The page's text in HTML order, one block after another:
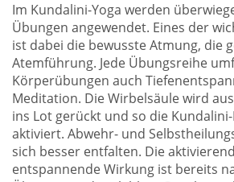
Im Kundalini-Yoga werden
Übungen angewendet. Eines der
ist dabei die bewusste Atmung, die
Atemführung. Jede Übungsreihe
Körperübungen auch
Meditation. Die Wirbelsäule wird
ins Lot gerückt und so die
aktiviert. Abwehr- und
sich besser entfalten. Die
entspannende Wirkung ist bereits